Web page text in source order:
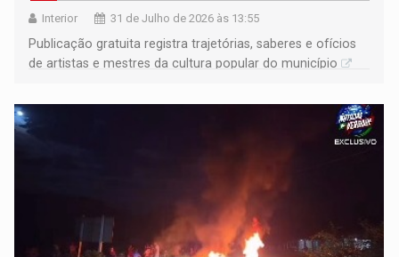
Interior 31 de Julho de 2026 às 13:55
Publicação gratuita registra trajetórias, saberes e ofícios
de artistas e mestres da cultura popular do município